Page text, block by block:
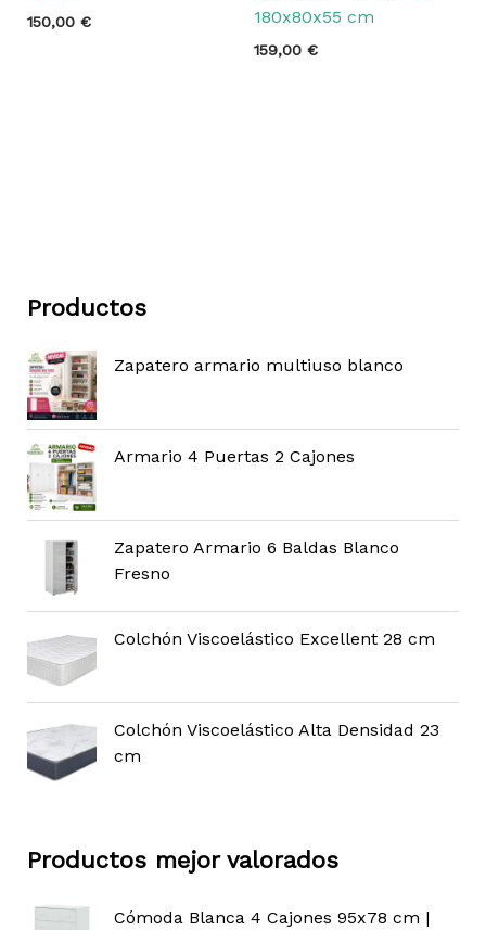
150,00 €
180x80x55 cm
159,00 €
Productos
Zapatero armario multiuso blanco
Armario 4 Puertas 2 Cajones
Zapatero Armario 6 Baldas Blanco
Fresno
Colchón Viscoelástico Excellent 28 cm
Colchón Viscoelástico Alta Densidad 23
cm
Productos mejor valorados
Cómoda Blanca 4 Cajones 95x78 cm |